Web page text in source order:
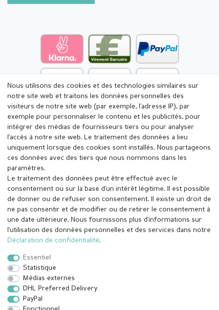
Mentions légales Déclaration de confidentialité
Rétracter le contrat ici
Nous utilisons des cookies et des technologies similaires sur
notre site web et traitons les données personnelles des
visiteurs de notre site web (par exemple, l'adresse IP), par
exemple pour personnaliser le contenu et les publicités, pour
intégrer des médias de fournisseurs tiers ou pour analyser
l'accès à notre site web. Le traitement des données a lieu
uniquement lorsque des cookies sont installés. Nous partageons
ces données avec des tiers que nous nommons dans les
paramètres.
Le traitement des données peut être effectué avec le
consentement ou sur la base d'un intérêt légitime. Il est possible
de donner ou de refuser son consentement. Il existe un droit de
ne pas consentir et de modifier ou de retirer le consentement à
une date ultérieure. Nous fournissons plus d'informations sur
l'utilisation des données personnelles et des services dans notre
Déclaration de confidentialité.
Essentiel
Statistique
Médias externes
DHL Preferred Delivery
PayPal